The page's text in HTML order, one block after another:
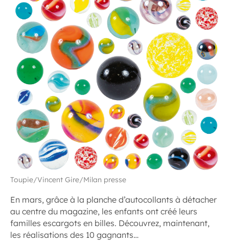
Toupie/Vincent Gire/Milan presse
En mars, grâce à la planche d’autocollants à détacher
au centre du magazine, les enfants ont créé leurs
familles escargots en billes. Découvrez, maintenant,
les réalisations des 10 gagnants…